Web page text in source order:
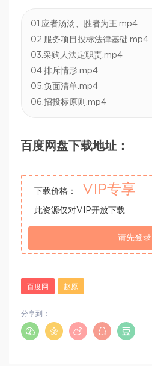
01.应者汤汤、胜者为王.mp4
02.服务项目投标法律基础.mp4
03.采购人法定职责.mp4
04.排斥情形.mp4
05.负面清单.mp4
06.招投标原则.mp4
百度网盘下载地址：
下载价格： VIP专享
此资源仅对VIP开放下载
请先登录
百度网 赵原
分享到：